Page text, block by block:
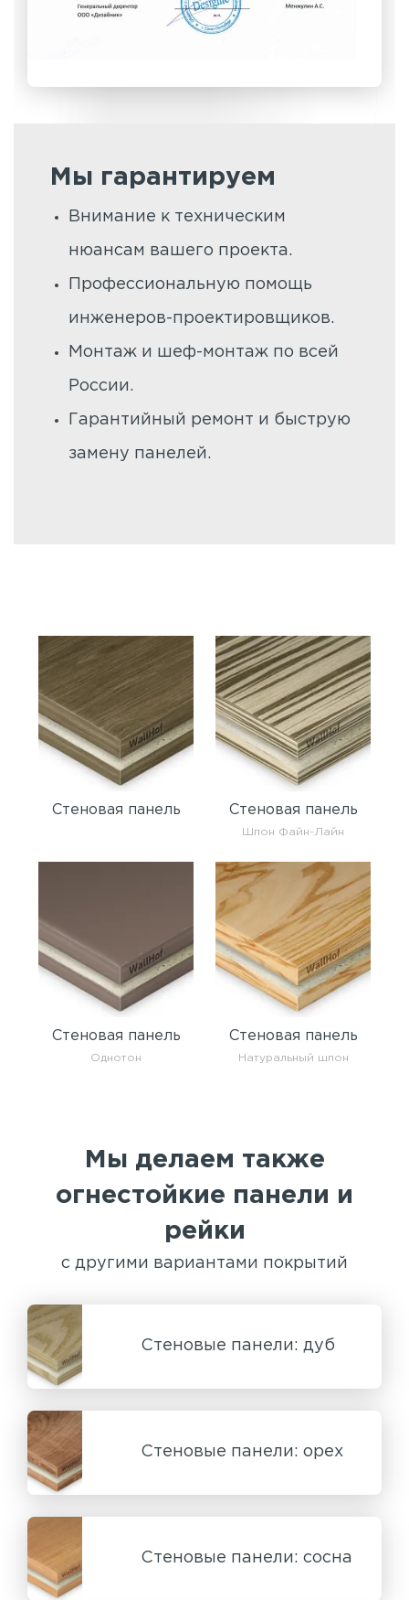
Мы гарантируем
Внимание к техническим
нюансам вашего проекта.
Профессиональную помощь
инженеров-проектировщиков.
Монтаж и шеф-монтаж по всей
России.
Гарантийный ремонт и быструю
замену панелей.
Стеновая панель Стеновая панель
Шпон Файн-Лайн
Стеновая панель
Однотон
Стеновая панель
Натуральный шпон
Мы делаем также
огнестойкие панели и
рейки
с другими вариантами покрытий
Стеновые панели: дуб
Стеновые панели: орех
Стеновые панели: сосна